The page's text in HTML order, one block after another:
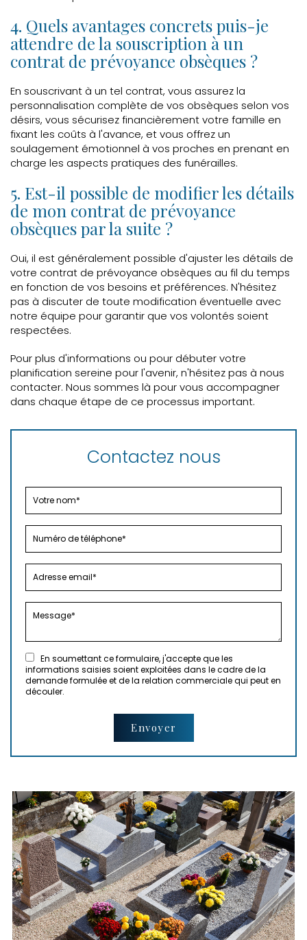
4. Quels avantages concrets puis-je
attendre de la souscription à un
contrat de prévoyance obsèques ?
En souscrivant à un tel contrat, vous assurez la
personnalisation complète de vos obsèques selon vos
désirs, vous sécurisez financièrement votre famille en
fixant les coûts à l'avance, et vous offrez un
soulagement émotionnel à vos proches en prenant en
charge les aspects pratiques des funérailles.
5. Est-il possible de modifier les détails
de mon contrat de prévoyance
obsèques par la suite ?
Oui, il est généralement possible d'ajuster les détails de
votre contrat de prévoyance obsèques au fil du temps
en fonction de vos besoins et préférences. N'hésitez
pas à discuter de toute modification éventuelle avec
notre équipe pour garantir que vos volontés soient
respectées.
Pour plus d'informations ou pour débuter votre
planification sereine pour l'avenir, n'hésitez pas à nous
contacter. Nous sommes là pour vous accompagner
dans chaque étape de ce processus important.
Contactez nous
En soumettant ce formulaire, j'accepte que les
informations saisies soient exploitées dans le cadre de la
demande formulée et de la relation commerciale qui peut en
découler.